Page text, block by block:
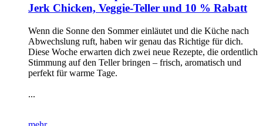
Jerk Chicken, Veggie-Teller und 10 % Rabatt
Wenn die Sonne den Sommer einläutet und die Küche nach
Abwechslung ruft, haben wir genau das Richtige für dich.
Diese Woche erwarten dich zwei neue Rezepte, die ordentlich
Stimmung auf den Teller bringen – frisch, aromatisch und
perfekt für warme Tage.
...